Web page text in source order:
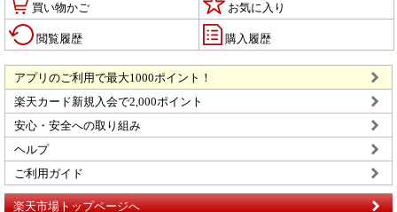
買い物かご お気に入り
閲覧履歴 購入履歴
アプリのご利用で最大1000ポイント！
楽天カード新規入会で2,000ポイント
安心・安全への取り組み
ヘルプ
ご利用ガイド
楽天市場トップページへ